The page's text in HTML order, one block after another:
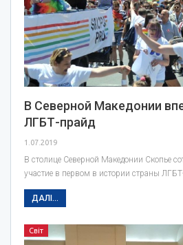
В Северной Македонии
ЛГБТ-прайд
1.07.2019
В столице Северной Македонии Скопье
участие в первом в истории страны
ДАЛІ...
Світ